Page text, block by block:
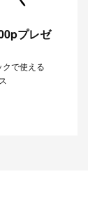
プレゼ
クで使える